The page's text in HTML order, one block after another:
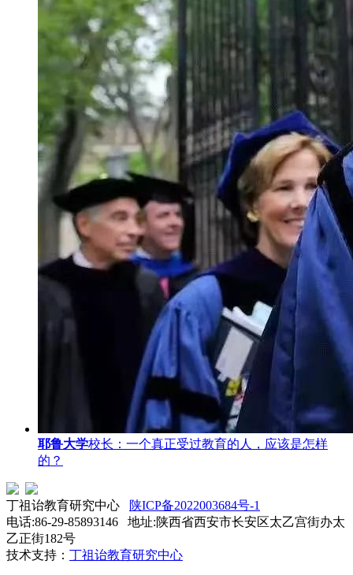
耶鲁大学校长：一个真正受过教育的人，应该是怎样
的？
丁祖诒教育研究中心
陕ICP备2022003684号-1
电话:86-29-85893146 地址:陕西省西安市长安区太乙宫街办太
乙正街182号
技术支持： 丁祖诒教育研究中心